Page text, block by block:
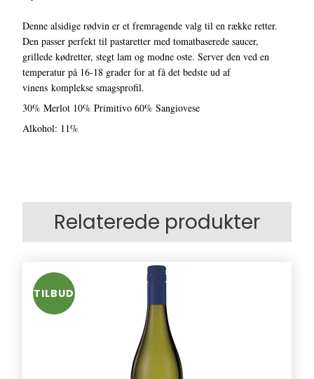
Denne alsidige rødvin er et fremragende valg til en række retter.
Den passer perfekt til pastaretter med tomatbaserede saucer,
grillede kødretter, stegt lam og modne oste. Server den ved en
temperatur på 16-18 grader for at få det bedste ud af
vinens komplekse smagsprofil.
30% Merlot 10% Primitivo 60% Sangiovese
Alkohol: 11%
Relaterede produkter
TILBUD